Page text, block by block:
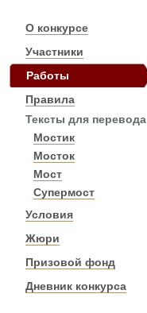
О конкурсе
Участники
Работы
Правила
Тексты для перевода
Мостик
Мосток
Мост
Супермост
Условия
Жюри
Призовой фонд
Дневник конкурса